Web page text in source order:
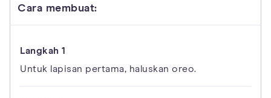
Cara membuat:
Untuk lapisan pertama, haluskan oreo.